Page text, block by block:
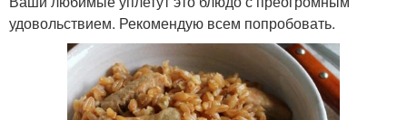
удовольствием. Рекомендую всем попробовать.